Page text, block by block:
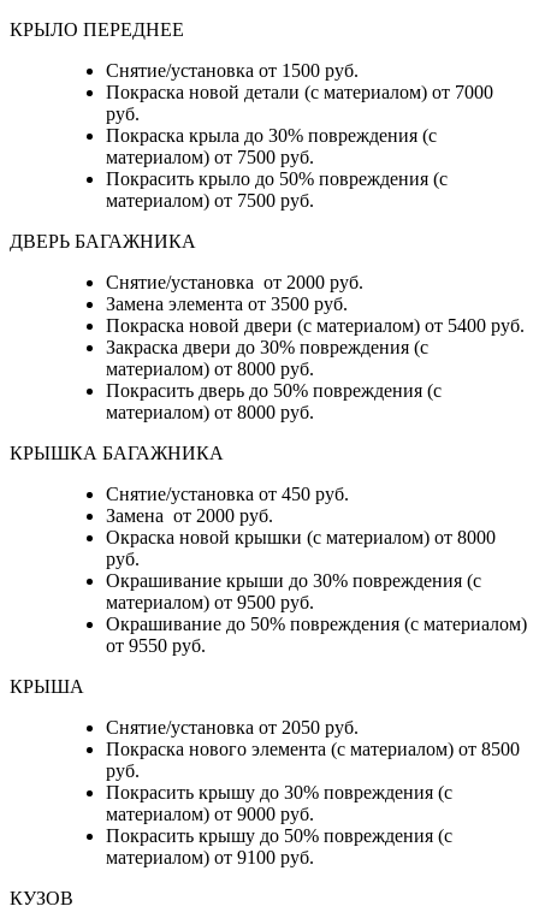
КРЫЛО ПЕРЕДНЕЕ
Снятие/установка от 1500 руб.
Покраска новой детали (с материалом) от 7000
руб.
Покраска крыла до 30% повреждения (с
материалом) от 7500 руб.
Покрасить крыло до 50% повреждения (с
материалом) от 7500 руб.
ДВЕРЬ БАГАЖНИКА
Снятие/установка от 2000 руб.
Замена элемента от 3500 руб.
Покраска новой двери (с материалом) от 5400 руб.
Закраска двери до 30% повреждения (с
материалом) от 8000 руб.
Покрасить дверь до 50% повреждения (с
материалом) от 8000 руб.
КРЫШКА БАГАЖНИКА
Снятие/установка от 450 руб.
Замена от 2000 руб.
Окраска новой крышки (с материалом) от 8000
руб.
Окрашивание крыши до 30% повреждения (с
материалом) от 9500 руб.
Окрашивание до 50% повреждения (с материалом)
от 9550 руб.
КРЫША
Снятие/установка от 2050 руб.
Покраска нового элемента (с материалом) от 8500
руб.
Покрасить крышу до 30% повреждения (с
материалом) от 9000 руб.
Покрасить крышу до 50% повреждения (с
материалом) от 9100 руб.
КУЗОВ